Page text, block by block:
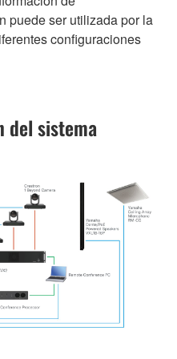
puede ser utilizada por la
configuraciones
del sistema